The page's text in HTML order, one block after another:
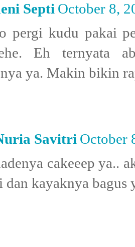
Septi October 8,
pergi kudu pakai
Eh ternyata
ya. Makin bikin
Savitri October
cakeeep ya..
dan kayaknya bagus